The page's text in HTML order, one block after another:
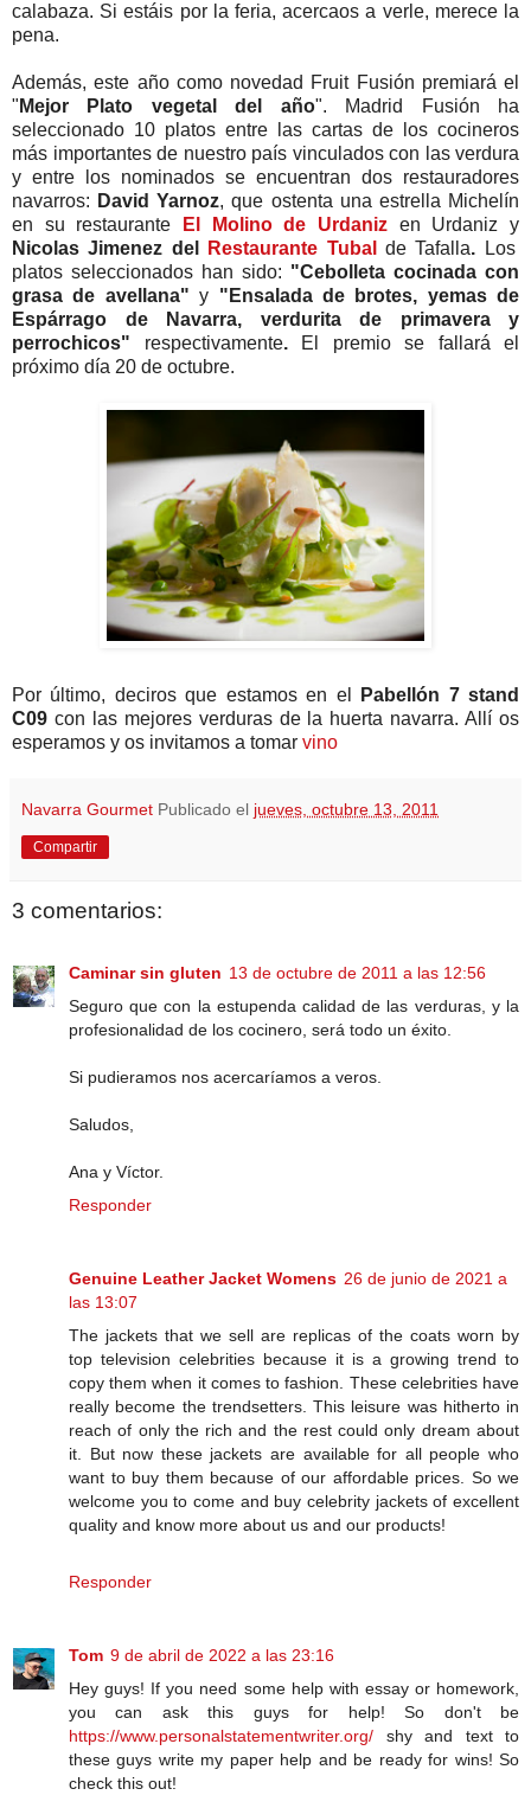
calabaza. Si estáis por la feria, acercaos a verle, merece la
pena.
Además, este año como novedad Fruit Fusión premiará el
" Mejor Plato vegetal del año". Madrid Fusión ha
seleccionado 10 platos entre las cartas de los cocineros
más importantes de nuestro país vinculados con las verdura
y entre los nominados se encuentran dos restauradores
navarros: David Yarnoz, que ostenta una estrella Michelín
en su restaurante
El Molino de Urdaniz en Urdaniz y
Nicolas Jimenez del
Restaurante Tubal de Tafalla. Los
platos seleccionados han sido: "Cebolleta cocinada con
grasa de avellana" y "Ensalada de brotes, yemas de
Espárrago de Navarra, verdurita de primavera y
perrochicos" respectivamente.
El premio se fallará el
próximo día 20 de octubre.
Por último, deciros que estamos en el
Pabellón 7 stand
C09 con las mejores verduras de la huerta navarra. Allí os
esperamos y os invitamos a tomar vino
Navarra Gourmet Publicado el jueves, octubre 13, 2011
Compartir
3 comentarios:
Caminar sin gluten 13 de octubre de 2011 a las 12:56
Seguro que con la estupenda calidad de las verduras, y la
profesionalidad de los cocinero, será todo un éxito.
Si pudieramos nos acercaríamos a veros.
Saludos,
Ana y Víctor.
Responder
Genuine Leather Jacket Womens 26 de junio de 2021 a
las 13:07
The jackets that we sell are replicas of the coats worn by
top television celebrities because it is a growing trend to
copy them when it comes to fashion. These celebrities have
really become the trendsetters. This leisure was hitherto in
reach of only the rich and the rest could only dream about
it. But now these jackets are available for all people who
want to buy them because of our affordable prices. So we
welcome you to come and buy celebrity jackets of excellent
quality and know more about us and our products!
Responder
Tom 9 de abril de 2022 a las 23:16
Hey guys! If you need some help with essay or homework,
you can ask this guys for help! So don't be
https://www.personalstatementwriter.org/ shy and text to
these guys write my paper help and be ready for wins! So
check this out!